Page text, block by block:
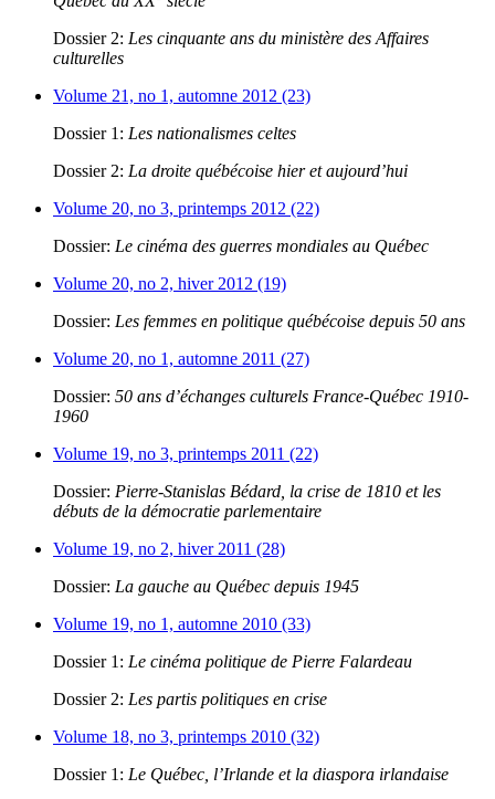
Dossier 2: Les cinquante ans du ministère des Affaires
culturelles
Volume 21, no 1, automne 2012 (23)
Dossier 1: Les nationalismes celtes
Dossier 2: La droite québécoise hier et aujourd’hui
Volume 20, no 3, printemps 2012 (22)
Dossier: Le cinéma des guerres mondiales au Québec
Volume 20, no 2, hiver 2012 (19)
Dossier: Les femmes en politique québécoise depuis 50 ans
Volume 20, no 1, automne 2011 (27)
Dossier: 50 ans d’échanges culturels France-Québec 1910-
1960
Volume 19, no 3, printemps 2011 (22)
Dossier: Pierre-Stanislas Bédard, la crise de 1810 et les
débuts de la démocratie parlementaire
Volume 19, no 2, hiver 2011 (28)
Dossier: La gauche au Québec depuis 1945
Volume 19, no 1, automne 2010 (33)
Dossier 1: Le cinéma politique de Pierre Falardeau
Dossier 2: Les partis politiques en crise
Volume 18, no 3, printemps 2010 (32)
Dossier 1: Le Québec, l’Irlande et la diaspora irlandaise